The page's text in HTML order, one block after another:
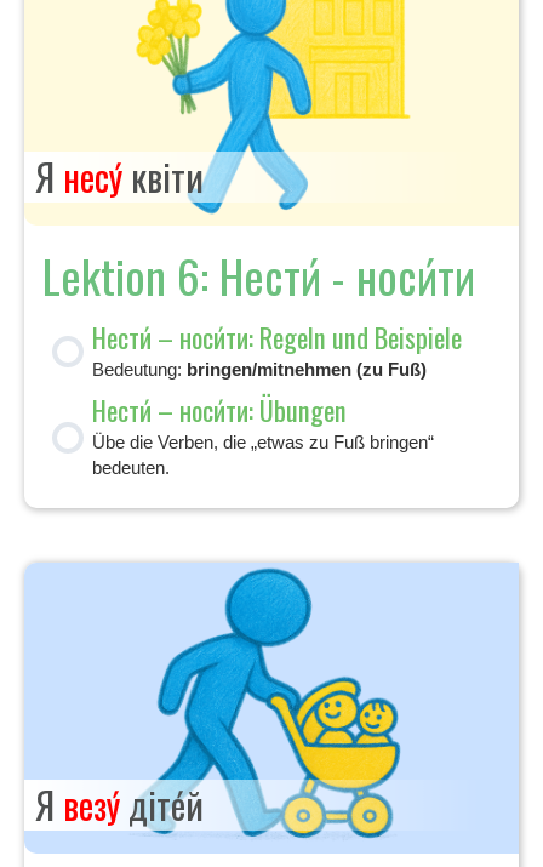
Я несу́ квіти
Lektion 6: Нести́ - носи́ти
Нести́ – носи́ти: Regeln und Beispiele
Bedeutung: bringen/mitnehmen (zu Fuß)
Нести́ – носи́ти: Übungen
Übe die Verben, die „etwas zu Fuß bringen“
bedeuten.
Я везу́діте́й